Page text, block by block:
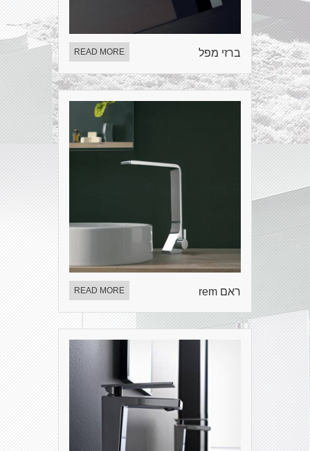
ברזי מפל READ MORE
ראם rem READ MORE